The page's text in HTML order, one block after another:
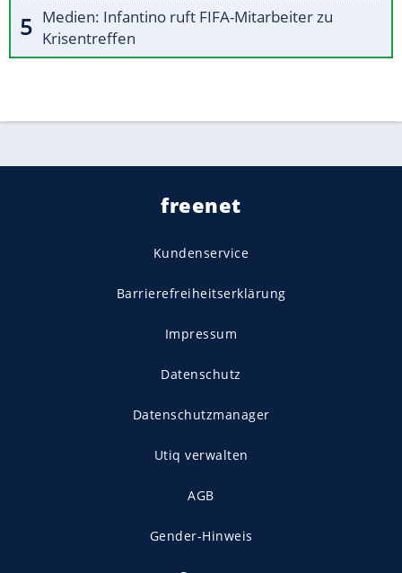
Medien: Infantino ruft FIFA-Mitarbeiter zu
Krisentreffen
freenet
Kundenservice
Barrierefreiheitserklärung
Impressum
Datenschutz
Datenschutzmanager
Utiq verwalten
AGB
Gender-Hinweis